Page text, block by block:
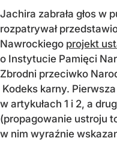
Jachira zabrała głos w
rozpatrywał
Nawrockiego projekt
o Instytucie Pamięci
Zbrodni przeciwko
Kodeks karny.
w artykułach 1 i 2, a
(propagowanie ustroju
w nim wyraźnie